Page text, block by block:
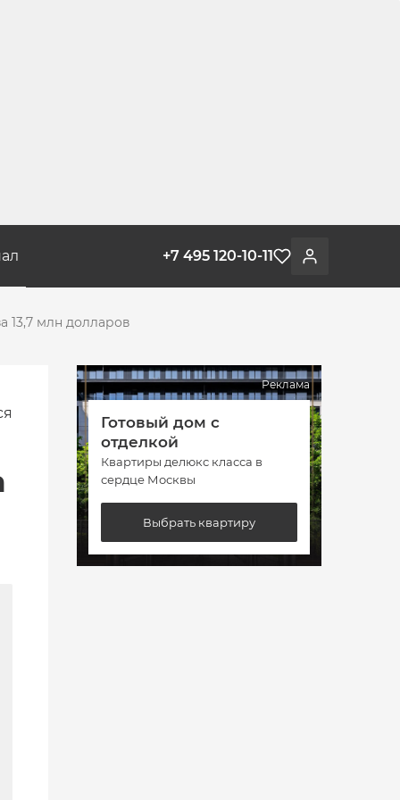
Войти
Избранное
+7 495 120-10-11
13,7 млн долларов
Реклама
Готовый дом с
отделкой
Квартиры делюкс класса в
сердце Москвы
Выбрать квартиру